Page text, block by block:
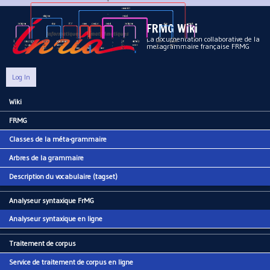
Aller au contenu principal
FRMG Wiki
La documentation collaborative de la
metagrammaire française FRMG
Log In
Main menu
Wiki
FRMG
Classes de la méta-grammaire
Arbres de la grammaire
Description du vocabulaire (tagset)
Analyseur syntaxique FrMG
Analyseur syntaxique en ligne
Traitement de corpus
Service de traitement de corpus en ligne